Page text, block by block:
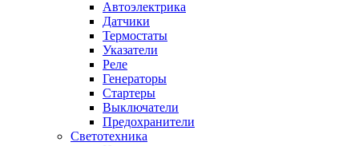
Автоэлектрика
Датчики
Термостаты
Указатели
Реле
Генераторы
Стартеры
Выключатели
Предохранители
Светотехника